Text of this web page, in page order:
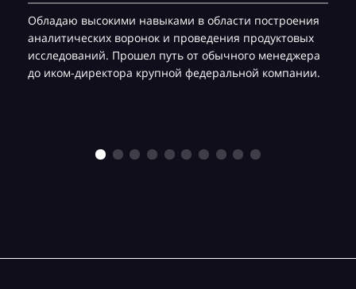
Обладаю высокими навыками в области построения
аналитических воронок и проведения продуктовых
исследований. Прошел путь от обычного менеджера
до иком-директора крупной федеральной компании.